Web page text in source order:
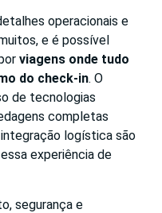
operacionais e
e é possível
viagens onde tudo
do check-in. O
de tecnologias
completas
logística são
experiência de
segurança e